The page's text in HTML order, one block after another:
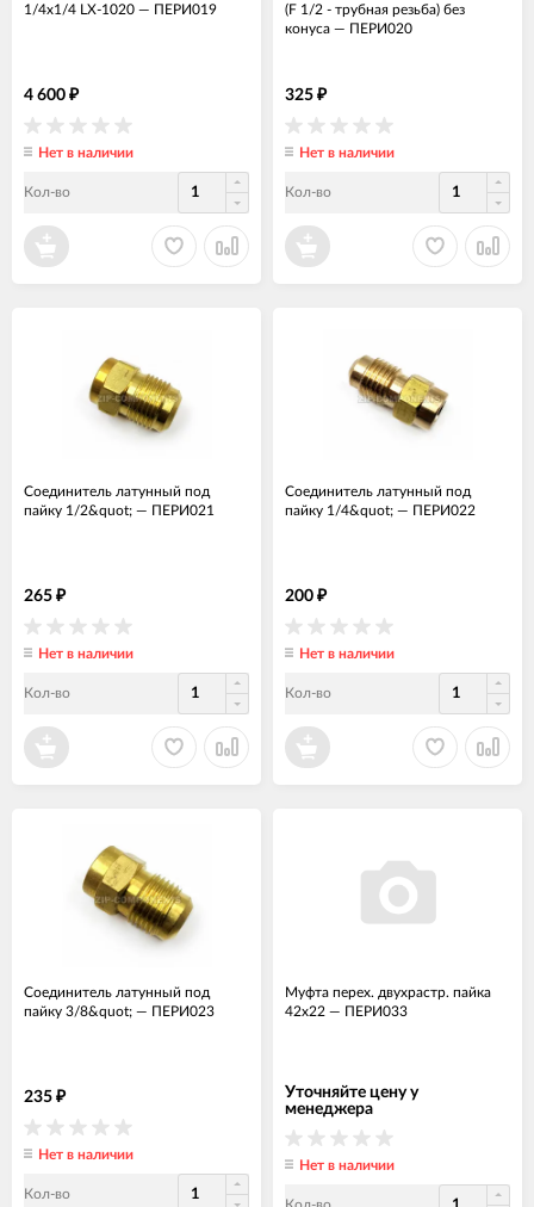
1/4х1/4 LX-1020 — ПЕРИ019
4 600 ₽
Нет в наличии
Кол-во
(F 1/2 - трубная резьба) без
конуса — ПЕРИ020
325 ₽
Нет в наличии
Кол-во
Соединитель латунный под
пайку 1/2&quot; — ПЕРИ021
265 ₽
Нет в наличии
Кол-во
Соединитель латунный под
пайку 1/4&quot; — ПЕРИ022
200 ₽
Нет в наличии
Кол-во
Соединитель латунный под
пайку 3/8&quot; — ПЕРИ023
235 ₽
Нет в наличии
Кол-во
Муфта перех. двухрастр. пайка
42х22 — ПЕРИ033
Уточняйте цену у
менеджера
Нет в наличии